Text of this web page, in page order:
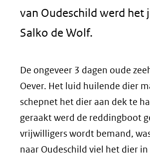
van Oudeschild werd het
Salko de Wolf.
De ongeveer 3 dagen oude
Oever. Het luid huilende dier
schepnet het dier aan dek te
geraakt werd de reddingboot
vrijwilligers wordt bemand,
naar Oudeschild viel het dier